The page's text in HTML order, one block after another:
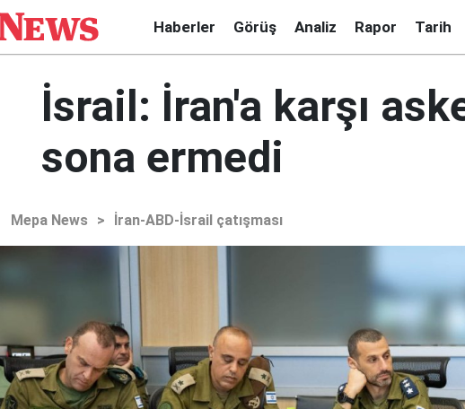
Haberler Görüş Analiz Rapor Tarih
İsrail: İran'a karşı
sona ermedi
Mepa News > İran-ABD-İsrail çatışması